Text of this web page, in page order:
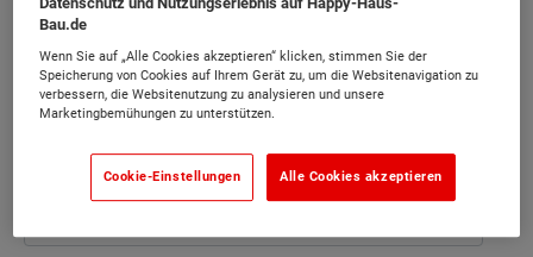
VR-Haustour um 19 Uhr
Vorname
Bau.de
Wenn Sie auf „Alle Cookies akzeptieren“ klicken, stimmen Sie der
Speicherung von Cookies auf Ihrem Gerät zu, um die Websitenavigation zu
verbessern, die Websitenutzung zu analysieren und unsere
Marketingbemühungen zu unterstützen.
Cookie-Einstellungen Alle Cookies akzeptieren